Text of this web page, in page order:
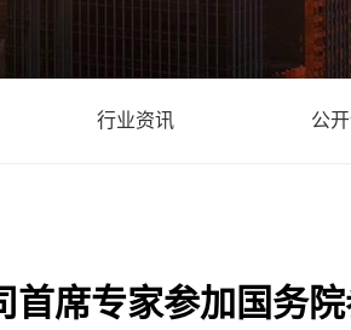
行业资讯 公
首席专家参加国务